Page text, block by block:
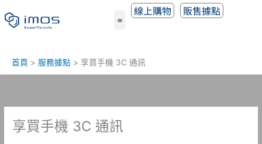
至
線上購物 販售據點
首頁 服務據點 享買手機 3C 通訊
享買手機 3C 通訊